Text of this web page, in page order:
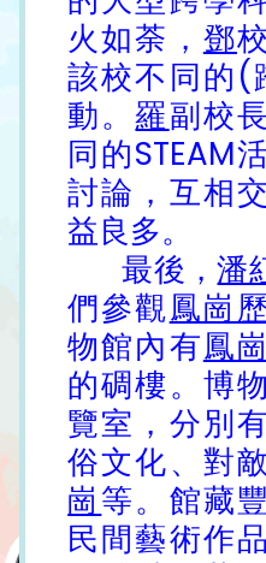
火如荼， 鄧
該校不同的(
動。羅副校
同的STEAM
討論，互相
益良多。
最後，潘
們參觀鳳崗
物館內有鳳崗
的碉樓。博
覽室，分別有
俗文化、對
崗等。館藏
民間藝術作品